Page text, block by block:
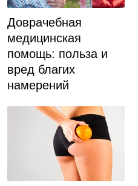
Доврачебная
медицинская
помощь: польза и
вред благих
намерений